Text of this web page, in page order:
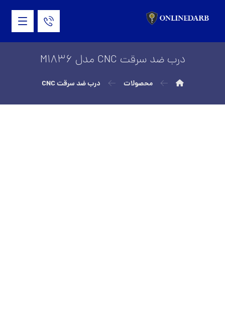
درب ضد سرقت CNC مدل M1836
محصولات درب ضد سرقت CNC